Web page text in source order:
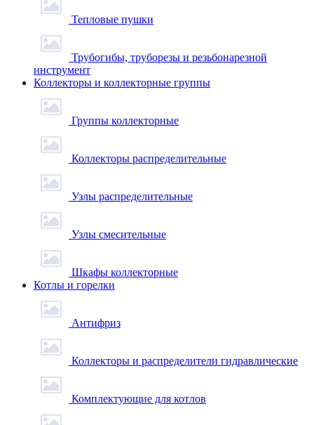
Тепловые пушки
Трубогибы, труборезы и резьбонарезной
инструмент
Коллекторы и коллекторные группы
Группы коллекторные
Коллекторы распределительные
Узлы распределительные
Узлы смесительные
Шкафы коллекторные
Котлы и горелки
Антифриз
Коллекторы и распределители гидравлические
Комплектующие для котлов